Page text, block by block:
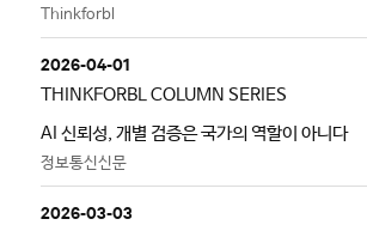
Thinkforbl
2026-04-01
THINKFORBL COLUMN SERIES
AI 신뢰성, 개별 검증은 국가의 역할이 아니다
정보통신신문
2026-03-03